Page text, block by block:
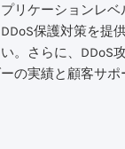
リケーションレ
保護対策を提
。さらに、DDoS
の実績と顧客サポ